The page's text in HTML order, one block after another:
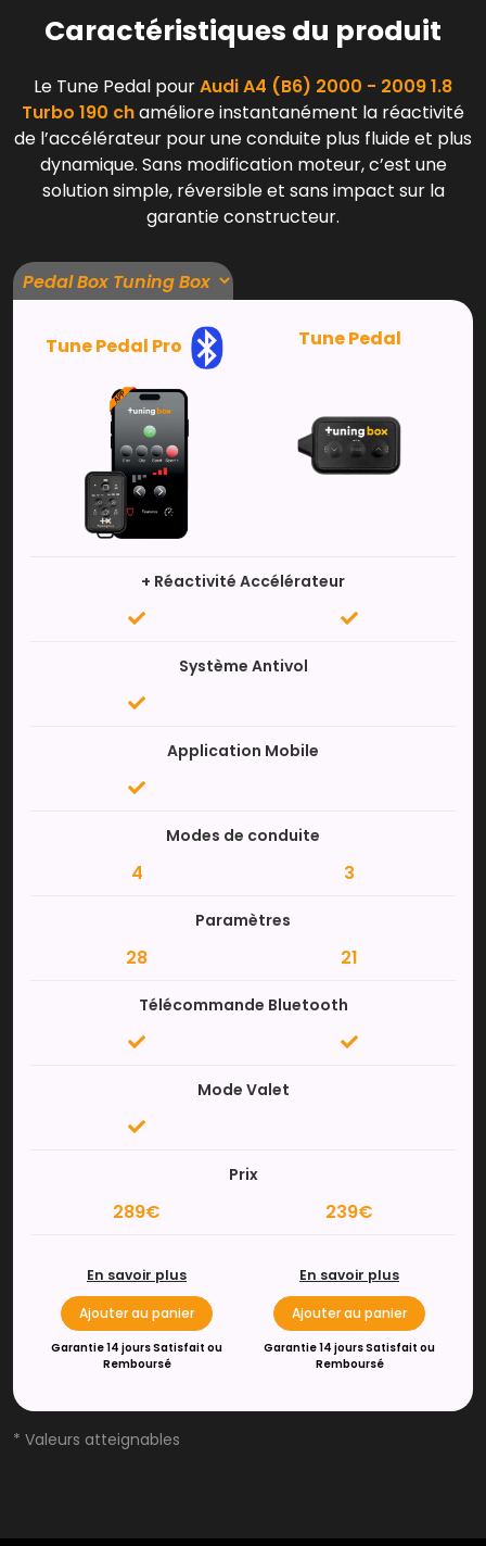
Caractéristiques du produit
Le Tune Pedal pourAudi A4 (B6) 2000 - 2009 1.8
Turbo 190 chaméliore instantanément la réactivité
de l’accélérateur pour une conduite plus fluide et plus
dynamique. Sans modification moteur, c’est une
solution simple, réversible et sans impact sur la
garantie constructeur.
Tune Pedal Pro Tune Pedal
+ Réactivité Accélérateur
Système Antivol
Application Mobile
Modes de conduite
4 3
Paramètres
28 21
Télécommande Bluetooth
Mode Valet
Prix
289€ 239€
En savoir plus
Ajouter au panier
Garantie 14 jours Satisfait ou
Remboursé
En savoir plus
Ajouter au panier
Garantie 14 jours Satisfait ou
Remboursé
* Valeurs atteignables